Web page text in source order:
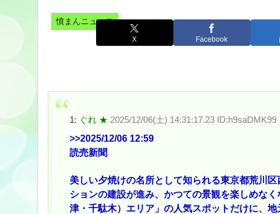
憤まんニュース
X Facebook
1: ぐれ ★ 2025/12/06(土) 14:31:17.23 ID:h9saDMK99
>>2025/12/06 12:59
読売新聞
美しい夕焼けの名所として知られる東京都荒川
ションの建設が進み、かつての景観を楽しめな
津・千駄木）エリア」の人気スポットだけに、